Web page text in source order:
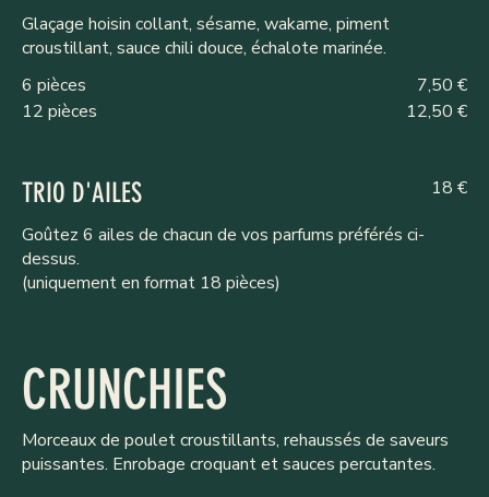
Glaçage hoisin collant, sésame, wakame, piment
croustillant, sauce chili douce, échalote marinée.
6 pièces
7,50 €
12 pièces
12,50 €
TRIO D'AILES
Goûtez 6 ailes de chacun de vos parfums préférés ci-
dessus.
(uniquement en format 18 pièces)
18 €
CRUNCHIES
Morceaux de poulet croustillants, rehaussés de saveurs
puissantes. Enrobage croquant et sauces percutantes.